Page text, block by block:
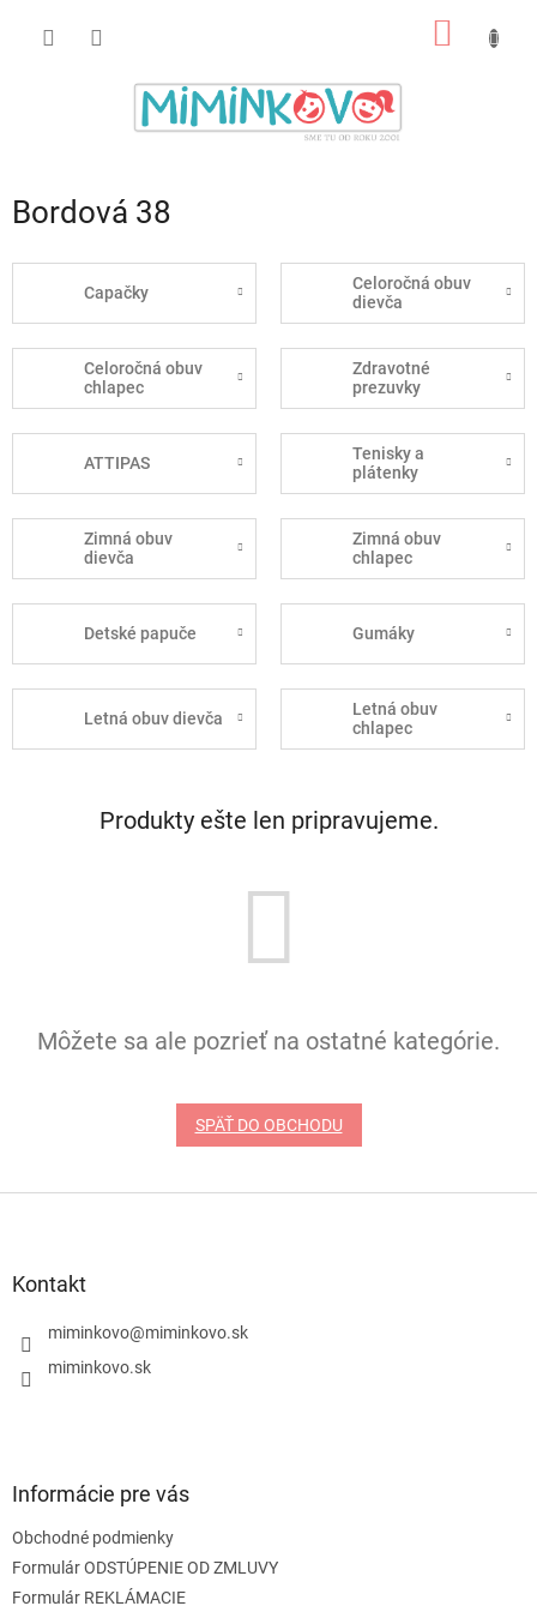
Bordová 38
Capačky
Celoročná obuv
dievča
Celoročná obuv
chlapec
Zdravotné
prezuvky
ATTIPAS
Tenisky a
plátenky
Zimná obuv
dievča
Zimná obuv
chlapec
Detské papuče Gumáky
Letná obuv dievča
Letná obuv
chlapec
Produkty ešte len pripravujeme.
Môžete sa ale pozrieť na ostatné kategórie.
SPÄŤ DO OBCHODU
Kontakt
miminkovo@miminkovo.sk
miminkovo.sk
Informácie pre vás
Obchodné podmienky
Formulár ODSTÚPENIE OD ZMLUVY
Formulár REKLÁMACIE